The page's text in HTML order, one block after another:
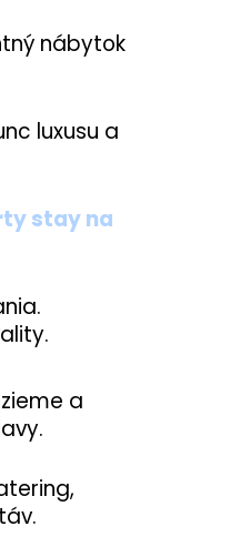
nábytok
luxusu a
stay na
a